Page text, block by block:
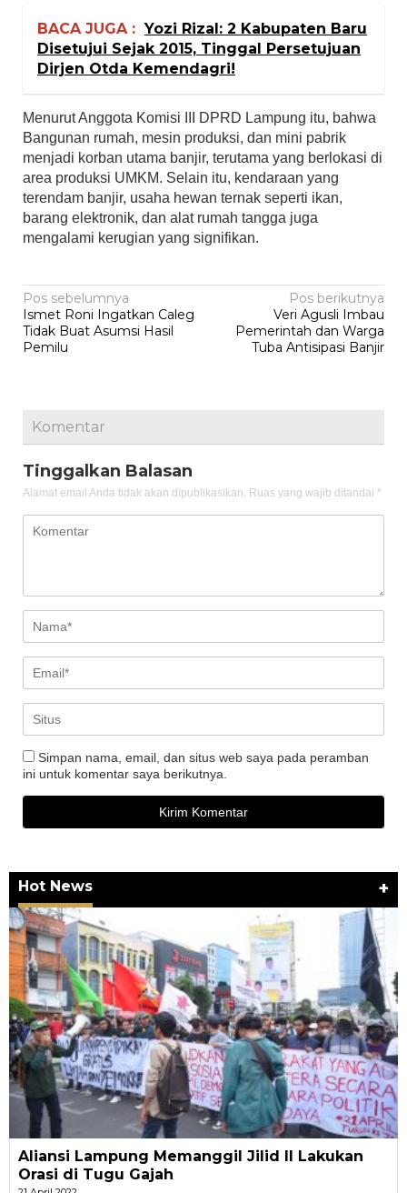
BACA JUGA : Yozi Rizal: 2 Kabupaten Baru
Disetujui Sejak 2015, Tinggal Persetujuan
Dirjen Otda Kemendagri!
Menurut Anggota Komisi III DPRD Lampung itu, bahwa
Bangunan rumah, mesin produksi, dan mini pabrik
menjadi korban utama banjir, terutama yang berlokasi di
area produksi UMKM. Selain itu, kendaraan yang
terendam banjir, usaha hewan ternak seperti ikan,
barang elektronik, dan alat rumah tangga juga
mengalami kerugian yang signifikan.
Navigasi
pos
Pos sebelumnya
Ismet Roni Ingatkan Caleg
Tidak Buat Asumsi Hasil
Pemilu
Pos berikutnya
Veri Agusli Imbau
Pemerintah dan Warga
Tuba Antisipasi Banjir
Komentar
Tinggalkan Balasan
Alamat email Anda tidak akan dipublikasikan. Ruas yang wajib ditandai *
Simpan nama, email, dan situs web saya pada peramban
ini untuk komentar saya berikutnya.
Hot News +
Aliansi Lampung Memanggil Jilid II Lakukan
Orasi di Tugu Gajah